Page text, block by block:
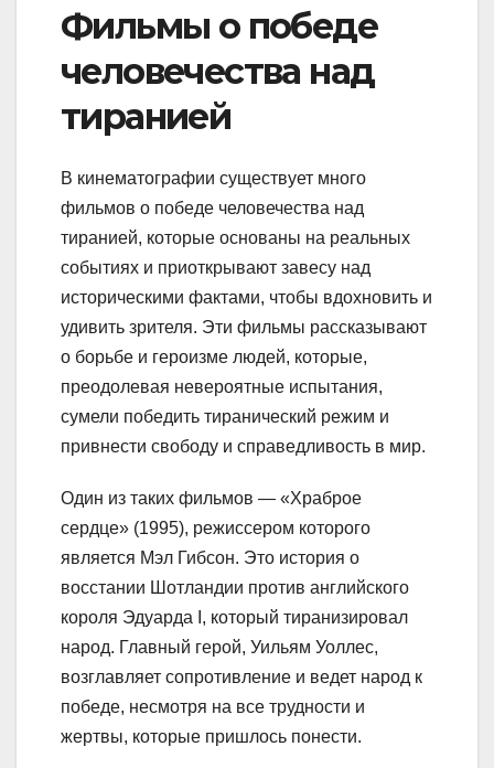
Фильмы о победе
человечества над
тиранией
В кинематографии существует много
фильмов о победе человечества над
тиранией, которые основаны на реальных
событиях и приоткрывают завесу над
историческими фактами, чтобы вдохновить и
удивить зрителя. Эти фильмы рассказывают
о борьбе и героизме людей, которые,
преодолевая невероятные испытания,
сумели победить тиранический режим и
привнести свободу и справедливость в мир.
Один из таких фильмов — «Храброе
сердце» (1995), режиссером которого
является Мэл Гибсон. Это история о
восстании Шотландии против английского
короля Эдуарда I, который тиранизировал
народ. Главный герой, Уильям Уоллес,
возглавляет сопротивление и ведет народ к
победе, несмотря на все трудности и
жертвы, которые пришлось понести.